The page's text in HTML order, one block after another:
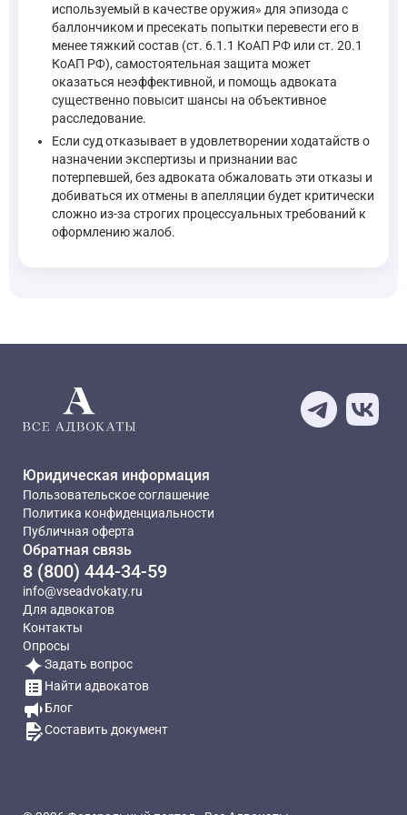
используемый в качестве оружия» для эпизода с
баллончиком и пресекать попытки перевести его в
менее тяжкий состав (ст. 6.1.1 КоАП РФ или ст. 20.1
КоАП РФ), самостоятельная защита может
оказаться неэффективной, и помощь адвоката
существенно повысит шансы на объективное
расследование.
Если суд отказывает в удовлетворении ходатайств о
назначении экспертизы и признании вас
потерпевшей, без адвоката обжаловать эти отказы и
добиваться их отмены в апелляции будет критически
сложно из-за строгих процессуальных требований к
оформлению жалоб.
Юридическая информация
Пользовательское соглашение
Политика конфиденциальности
Публичная оферта
Обратная связь
8 (800) 444-34-59
info@vseadvokaty.ru
Для адвокатов
Контакты
Опросы
Задать вопрос
Найти адвокатов
Блог
Составить документ